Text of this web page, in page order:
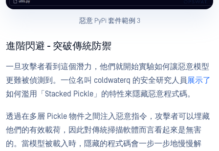
惡意 PyPi 套件範例 3
進階閃避 - 突破傳統防禦
一旦攻擊者看到這個潛力，他們就開始實驗如何讓惡意模型
更難被偵測到。一位名叫 coldwaterq 的安全研究人員展示了
如何濫用「Stacked Pickle」的特性來隱藏惡意程式碼。
透過在多層 Pickle 物件之間注入惡意指令，攻擊者可以埋藏
他們的有效載荷，因此對傳統掃描軟體而言看起來是無害
的。當模型被載入時，隱藏的程式碼會一步一步地慢慢解